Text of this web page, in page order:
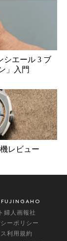
シエール 3 ブ
」入門
レビュー
FUJINGAHO
婦人画報社
ーポリシー
利用規約